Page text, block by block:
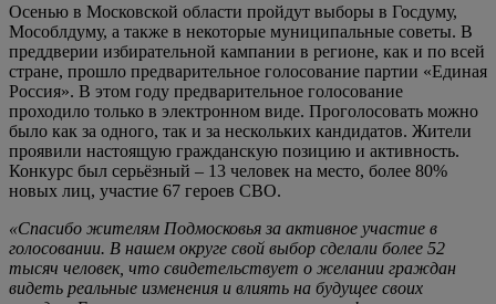
Осенью в Московской области пройдут выборы в Госдуму,
Мособлдуму, а также в некоторые муниципальные советы. В
преддверии избирательной кампании в регионе, как и по всей
стране, прошло предварительное голосование партии «Единая
Россия». В этом году предварительное голосование
проходило только в электронном виде. Проголосовать можно
было как за одного, так и за нескольких кандидатов. Жители
проявили настоящую гражданскую позицию и активность.
Конкурс был серьёзный – 13 человек на место, более 80%
новых лиц, участие 67 героев СВО.
«Спасибо жителям Подмосковья за активное участие в
голосовании. В нашем округе свой выбор сделали более 52
тысяч человек, что свидетельствует о желании граждан
видеть реальные изменения и влиять на будущее своих